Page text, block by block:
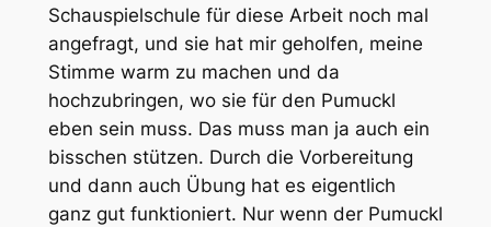
Schauspielschule für diese Arbeit noch mal
angefragt, und sie hat mir geholfen, meine
Stimme warm zu machen und da
hochzubringen, wo sie für den Pumuckl
eben sein muss. Das muss man ja auch ein
bisschen stützen. Durch die Vorbereitung
und dann auch Übung hat es eigentlich
ganz gut funktioniert. Nur wenn der Pumuckl